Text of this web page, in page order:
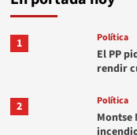
1 Política
El PP
rendir
2 Política
Montse